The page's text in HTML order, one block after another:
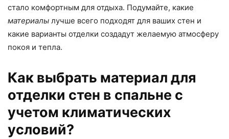
стало комфортным для отдыха. Подумайте, какие
материалы лучше всего подходят для ваших стен и
какие варианты отделки создадут желаемую атмосферу
покоя и тепла.
Как выбрать материал для
отделки стен в спальне с
учетом климатических
условий?